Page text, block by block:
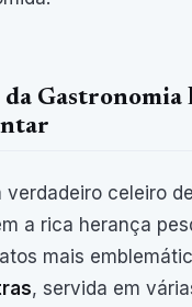
Gastronomia
verdadeiro celeiro
a rica herança
mais
, servida em